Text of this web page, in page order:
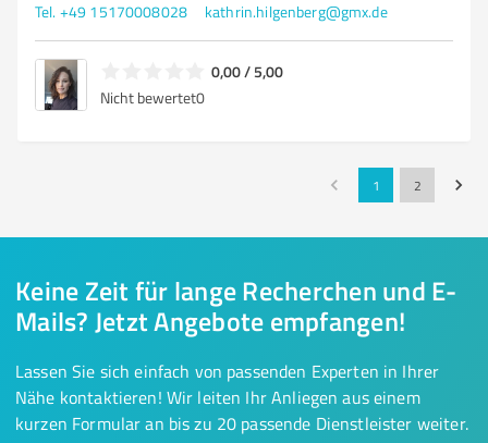
Tel. +49 15170008028 kathrin.hilgenberg@gmx.de
0,00 / 5,00
Nicht bewertet0
1 2
Keine Zeit für lange Recherchen und E-
Mails? Jetzt Angebote empfangen!
Lassen Sie sich einfach von passenden Experten in Ihrer
Nähe kontaktieren! Wir leiten Ihr Anliegen aus einem
kurzen Formular an bis zu 20 passende Dienstleister weiter.